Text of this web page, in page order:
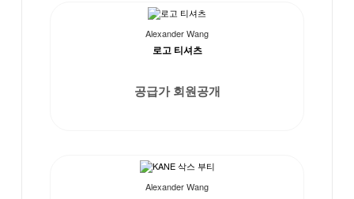
Alexander Wang
로고 티셔츠
공급가 회원공개
Alexander Wang